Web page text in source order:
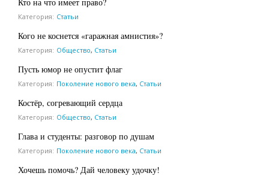
Категория: Статьи
Кого не коснется «гаражная амнистия»?
Категория: Общество, Статьи
Пусть юмор не опустит флаг
Категория: Поколение нового века, Статьи
Костёр, согревающий сердца
Категория: Общество, Статьи
Глава и студенты: разговор по душам
Категория: Поколение нового века, Статьи
Хочешь помочь? Дай человеку удочку!